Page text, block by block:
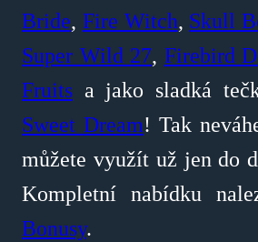
Bride, Fire Witch, Skull
Super Wild 27, Firebird
Fruits a jako sladká
Sweet Dream! Tak
můžete využít už jen do
Kompletní nabídku
Bonusy.